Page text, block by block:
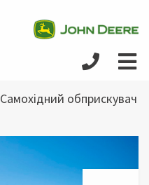
Самохідний обприскувач